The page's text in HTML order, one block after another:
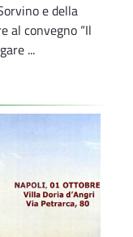
e della
al convegno “Il
...